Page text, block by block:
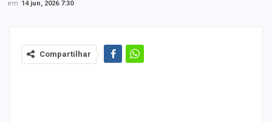
em 14 jun, 2026 7:30
Compartilhar